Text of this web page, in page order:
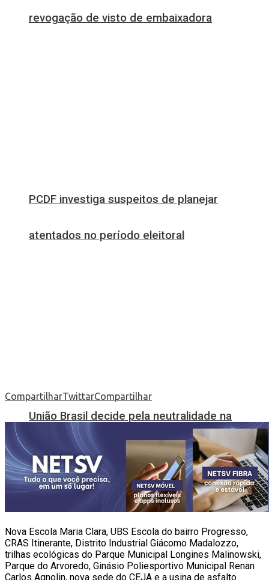
revogação de visto de embaixadora
PCDF investiga suspeitos de planejar
atentados no período eleitoral
União Brasil decide pela neutralidade na
eleição presidencial
CompartilharTwittarCompartilhar
Nova Escola Maria Clara, UBS Escola do bairro Progresso,
CRAS Itinerante, Distrito Industrial Giácomo Madalozzo,
trilhas ecológicas do Parque Municipal Longines Malinowski,
Parque do Arvoredo, Ginásio Poliesportivo Municipal Renan
Carlos Agnolin, nova sede do CEJA e a usina de asfalto